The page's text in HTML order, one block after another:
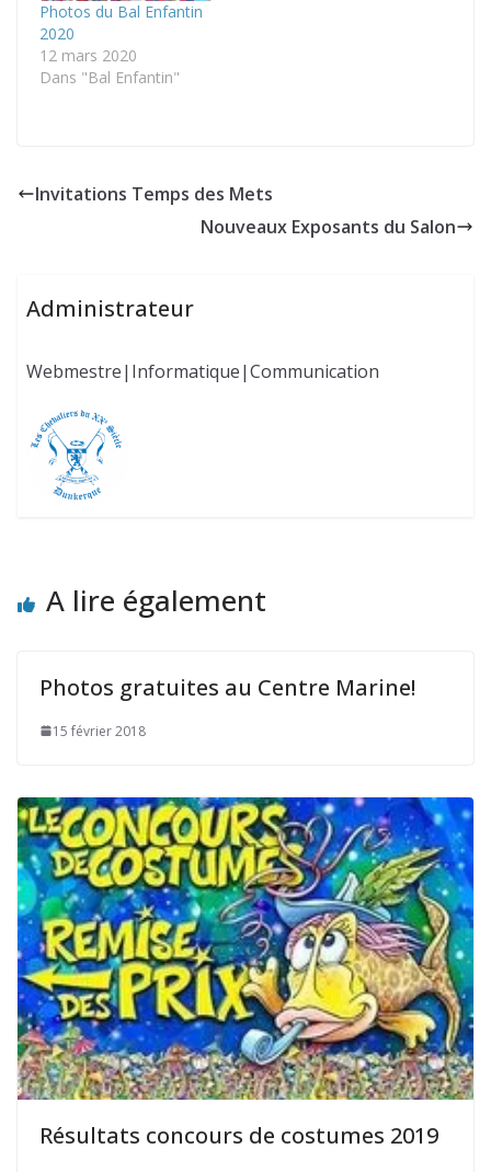
Photos du Bal Enfantin
2020
12 mars 2020
Dans "Bal Enfantin"
Invitations Temps des Mets
Nouveaux Exposants du Salon
Administrateur
Webmestre|Informatique|Communication
A lire également
Photos gratuites au Centre Marine!
15 février 2018
Résultats concours de costumes 2019